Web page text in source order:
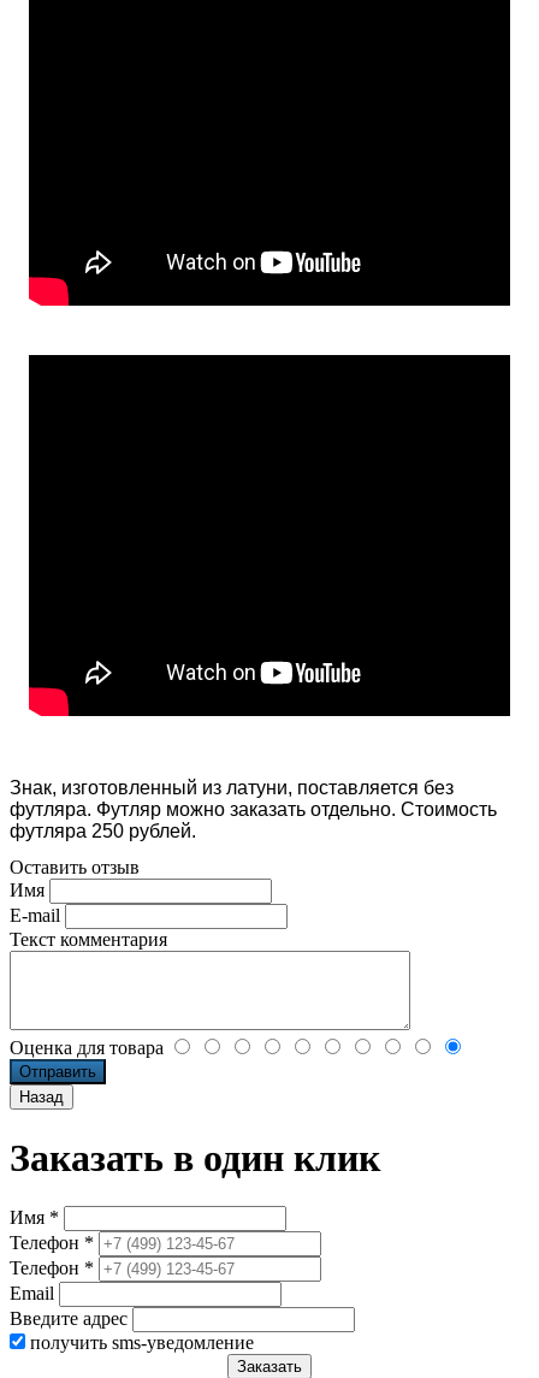
Знак, изготовленный из латуни, поставляется без
футляра. Футляр можно заказать отдельно. Стоимость
футляра 250 рублей.
Оставить отзыв
Имя
E-mail
Текст комментария
Оценка для товара
Заказать в один клик
Имя *
Телефон *
Телефон *
Email
Введите адрес
получить sms-уведомление